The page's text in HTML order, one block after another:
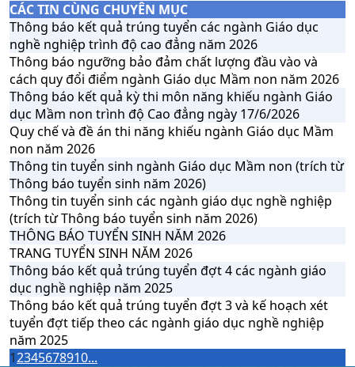
CÁC TIN CÙNG CHUYÊN MỤC
Thông báo kết quả trúng tuyển các ngành Giáo dục
nghề nghiệp trình độ cao đẳng năm 2026
Thông báo ngưỡng bảo đảm chất lượng đầu vào và
cách quy đổi điểm ngành Giáo dục Mầm non năm 2026
Thông báo kết quả kỳ thi môn năng khiếu ngành Giáo
dục Mầm non trình độ Cao đẳng ngày 17/6/2026
Quy chế và đề án thi năng khiếu ngành Giáo dục Mầm
non năm 2026
Thông tin tuyển sinh ngành Giáo dục Mầm non (trích từ
Thông báo tuyển sinh năm 2026)
Thông tin tuyển sinh các ngành giáo dục nghề nghiệp
(trích từ Thông báo tuyển sinh năm 2026)
THÔNG BÁO TUYỂN SINH NĂM 2026
TRANG TUYỂN SINH NĂM 2026
Thông báo kết quả trúng tuyển đợt 4 các ngành giáo
dục nghề nghiệp năm 2025
Thông báo kết quả trúng tuyển đợt 3 và kế hoạch xét
tuyển đợt tiếp theo các ngành giáo dục nghề nghiệp
năm 2025
12345678910...